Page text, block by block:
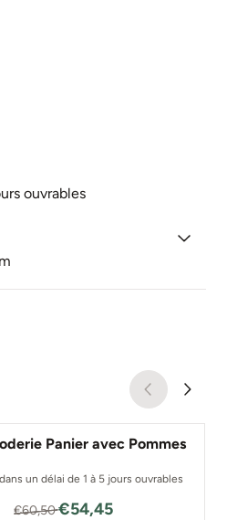
ouvrables
Panier avec Pommes
un délai de 1 à 5 jours ouvrables
Par60,50 pour 54,45
€60,50€54,45